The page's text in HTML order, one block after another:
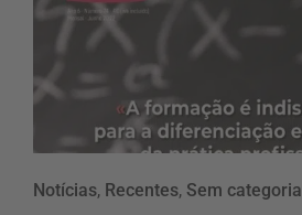
Notícias, Recentes, Sem categoria